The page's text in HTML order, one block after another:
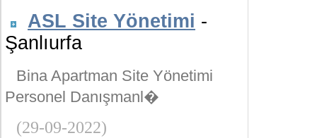
ASL Site Yönetimi -
Şanlıurfa
Bina Apartman Site Yönetimi
Personel Danışmanl�
(29-09-2022)